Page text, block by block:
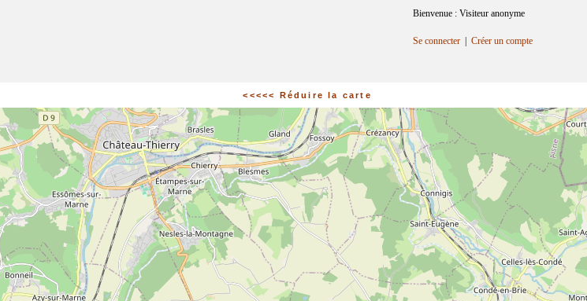
Bienvenue : Visiteur anonyme
Se connecter Créer un compte
<<<<< Réduire la carte